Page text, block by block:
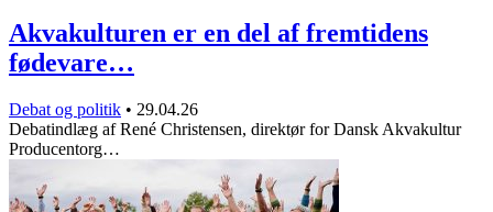
Akvakulturen er en del af fremtidens
fødevare…
Debat og politik • 29.04.26
Debatindlæg af René Christensen, direktør for Dansk Akvakultur
Producentorg…